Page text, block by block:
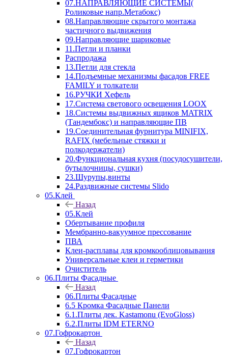
07.НАПРАВЛЯЮЩИЕ СИСТЕМЫ(
Роликовые напр.Метабокс)
08.Направляющие скрытого монтажа
частичного выдвижения
09.Направляющие шариковые
11.Петли и планки
Распродажа
13.Петли для стекла
14.Подъемные механизмы фасадов FREE
FAMILY и толкатели
16.РУЧКИ Хефель
17.Система светового освещения LOOX
18.Системы выдвижных ящиков MATRIX
(Тандембокс) и направляющие ПВ
19.Соединительная фурнитура MINIFIX,
RAFIX (мебельные стяжки и
полкодержатели)
20.Функциональная кухня (посудосушители,
бутылочницы, сушки)
23.Шурупы,винты
24.Раздвижные системы Slido
05.Клей
Назад
05.Клей
Обертывание профиля
Мембранно-вакуумное прессование
ПВА
Клеи-расплавы для кромкооблицовывания
Универсальные клеи и герметики
Очиститель
06.Плиты Фасадные
Назад
06.Плиты Фасадные
6.5 Кромка Фасадные Панели
6.1.Плиты дек. Kastamonu (EvoGloss)
6.2.Плиты IDM ETERNO
07.Гофрокартон
Назад
07.Гофрокартон